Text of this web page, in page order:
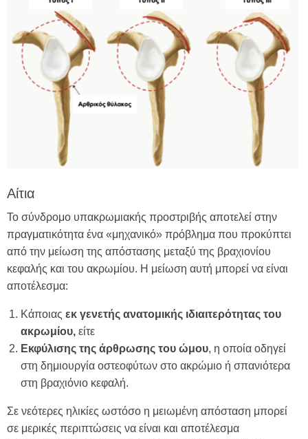
Αίτια
Το σύνδρομο υπακρωμιακής προστριβής αποτελεί στην
πραγματικότητα ένα «μηχανικό» πρόβλημα που προκύπτει
από την μείωση της απόστασης μεταξύ της βραχιονίου
κεφαλής και του ακρωμίου. Η μείωση αυτή μπορεί να είναι
αποτέλεσμα:
Κάποιας εκ γενετής ανατομικής ιδιαιτερότητας του
ακρωμίου, είτε
Εκφύλισης της άρθρωσης του ώμου, η οποία οδηγεί
στη δημιουργία οστεοφύτων στο ακρώμιο ή σπανιότερα
στη βραχιόνιο κεφαλή.
Σε νεότερες ηλικίες ωστόσο η μειωμένη απόσταση μπορεί
σε μερικές περιπτώσεις να είναι και αποτέλεσμα